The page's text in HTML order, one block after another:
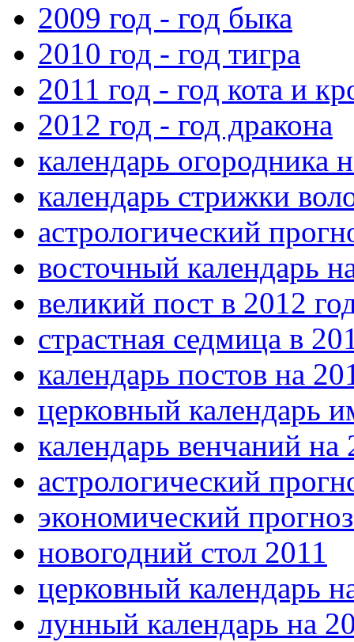
2009 год - год быка
2010 год - год тигра
2011 год - год кота и
2012 год - год дракона
календарь огородника
календарь стрижки
астрологический
восточный календарь
великий пост в 2012
страстная седмица в
календарь постов на
церковный календарь
календарь венчаний на
астрологический
экономический
новогодний стол 2011
церковный календарь
лунный календарь на